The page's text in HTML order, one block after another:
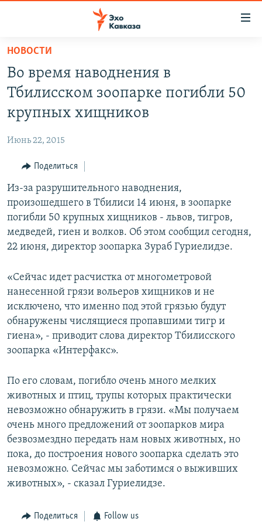
Вернуться
основному
содержанию
главной
Вернутся
поиску
ТБИЛИСИ
ВЕСЬ КАВКАЗ
СЕВЕРНЫЙ КАВКАЗ
АРМЕНИЯ
АЗЕРБАЙДЖАН
ТЕМЫ
ПОЛИТИКА
ЭКОНОМИКА
ОБЩЕСТВО
КУЛЬТУРА
СПОРТ
МИР
РУБРИКИ
НЕКРУГЛЫЙ СТОЛ
ГОСТЬ НЕДЕЛИ
ПОЗИЦИЯ
БЛОГИ
ГОЛОСА
МУЛЬТИМЕДИА
ВИДЕО
ФОТО
АУДИО
ПОДКАСТЫ
АРХИВ РАДИОПРОГРАММЫ
Все сайты РСЕ/РС
НОВОСТИ
Во время наводнения в
Тбилисском зоопарке погибли 50
крупных хищников
Июнь 22, 2015
Поделиться
Из-за разрушительного наводнения,
произошедшего в Тбилиси 14 июня, в зоопарке
погибли 50 крупных хищников - львов, тигров,
медведей, гиен и волков. Об этом сообщил сегодня,
22 июня, директор зоопарка Зураб Гуриелидзе.
«Сейчас идет расчистка от многометровой
нанесенной грязи вольеров хищников и не
исключено, что именно под этой грязью будут
обнаружены числящиеся пропавшими тигр и
гиена», - приводит слова директор Тбилисского
зоопарка «Интерфакс».
По его словам, погибло очень много мелких
животных и птиц, трупы которых практически
невозможно обнаружить в грязи. «Мы получаем
очень много предложений от зоопарков мира
безвозмездно передать нам новых животных, но
пока, до построения нового зоопарка сделать это
невозможно. Сейчас мы заботимся о выживших
животных», - сказал Гуриелидзе.
Поделиться Follow us